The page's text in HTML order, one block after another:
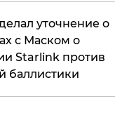
уточнение о
с Маском о
Starlink против
баллистики